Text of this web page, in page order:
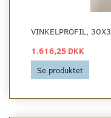
VINKELPROFIL,
1.616,25 DKK
Se produktet